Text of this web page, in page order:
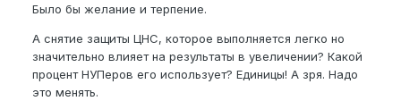
Было бы желание и терпение.
А снятие защиты ЦНС, которое выполняется легко но
значительно влияет на результаты в увеличении? Какой
процент НУПеров его использует? Единицы! А зря. Надо
это менять.